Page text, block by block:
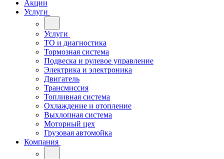
Акции
Услуги
Услуги
ТО и диагностика
Тормозная система
Подвеска и рулевое управление
Электрика и электроника
Двигатель
Трансмиссия
Топливная система
Охлаждение и отопление
Выхлопная система
Моторный цех
Грузовая автомойка
Компания